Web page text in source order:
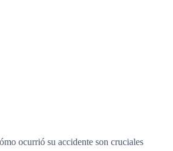
ocurrió su accidente son cruciales